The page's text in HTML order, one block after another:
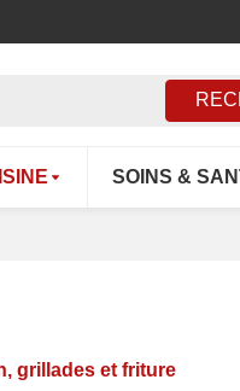
SOINS &
grillades et friture